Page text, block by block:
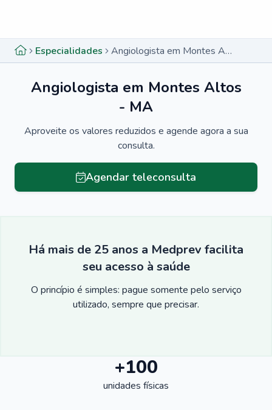
Especialidades Angiologista em Montes Altos - MA
Angiologista em Montes Altos
- MA
Aproveite os valores reduzidos e agende agora a sua
consulta.
Agendar teleconsulta
Há mais de 25 anos a Medprev facilita
seu acesso à saúde
O princípio é simples: pague somente pelo serviço
utilizado, sempre que precisar.
+100
unidades físicas